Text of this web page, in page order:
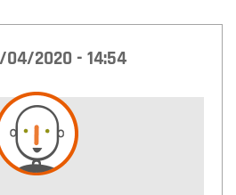
04/2020 - 14:54